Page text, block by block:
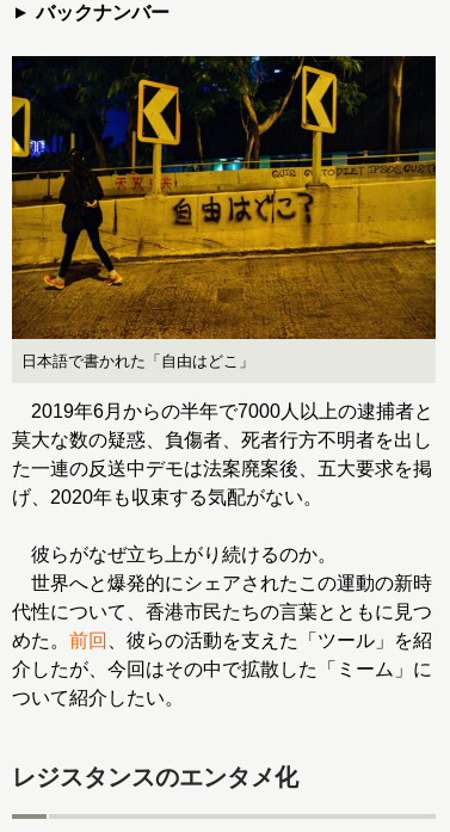
バックナンバー
日本語で書かれた「自由はどこ」
2019年6月からの半年で7000人以上の逮捕者と
莫大な数の疑惑、負傷者、死者行方不明者を出し
た一連の反送中デモは法案廃案後、五大要求を掲
げ、2020年も収束する気配がない。
彼らがなぜ立ち上がり続けるのか。
世界へと爆発的にシェアされたこの運動の新時
代性について、香港市民たちの言葉とともに見つ
めた。 前回
、彼らの活動を支えた「ツール」を紹
介したが、今回はその中で拡散した「ミーム」に
ついて紹介したい。
レジスタンスのエンタメ化